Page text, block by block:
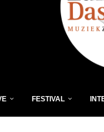
FESTIVAL